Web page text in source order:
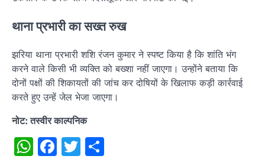
थाना प्रभारी का सख्त रुख
झरिया थाना प्रभारी शशि रंजन कुमार ने स्पष्ट किया है कि शांति भंग
करने वाले किसी भी व्यक्ति को बख्शा नहीं जाएगा। उन्होंने बताया कि
दोनों पक्षों की शिकायतों की जांच कर दोषियों के खिलाफ कड़ी कार्रवाई
करते हुए उन्हें जेल भेजा जाएगा।
नोट: तस्वीर काल्पनि‍क
WhatsApp
Facebook
Twitter